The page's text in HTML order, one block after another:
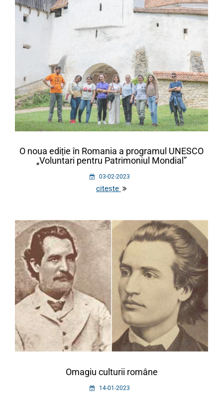
O noua ediție în Romania a programul UNESCO
„Voluntari pentru Patrimoniul Mondial”
03-02-2023
citește
Omagiu culturii române
14-01-2023